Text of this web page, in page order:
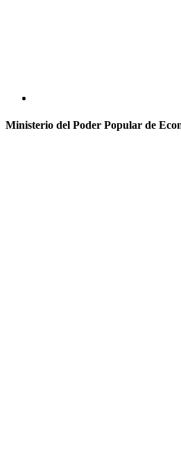
Ministerio del Poder Popular de